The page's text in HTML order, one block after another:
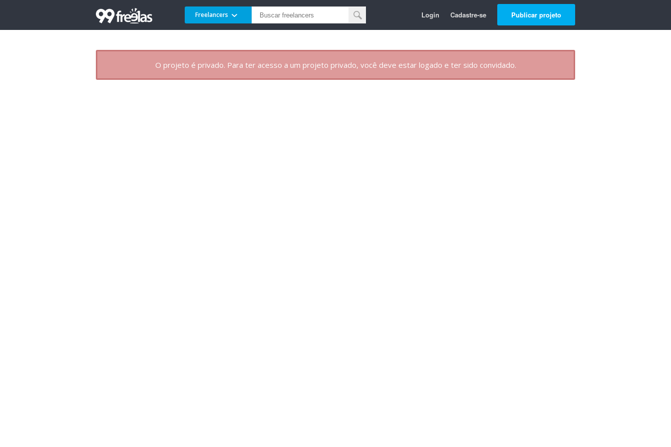
Freelancers Login Cadastre-se Publicar projeto
O projeto é privado. Para ter acesso a um projeto privado, você deve estar logado e ter sido convidado.